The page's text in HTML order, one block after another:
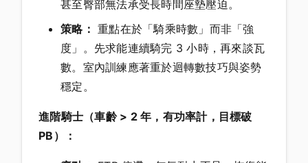
甚至臀部無法承受長時間座墊壓迫。
策略： 重點在於「騎乘時數」而非「強
度」。先求能連續騎完 3 小時，再來談瓦
數。室內訓練應著重於迴轉數技巧與姿勢
穩定。
進階騎士（車齡 > 2 年，有功率計，目標破
PB）：